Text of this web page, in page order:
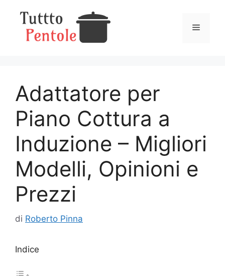
contenuto
Menu
Adattatore per
Piano Cottura a
Induzione – Migliori
Modelli, Opinioni e
Prezzi
di Roberto Pinna
Indice